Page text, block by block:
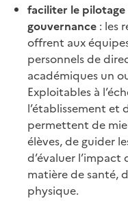
faciliter le
gouvernance : les
offrent aux
personnels de
académiques un
Exploitables à
l’établissement et
permettent de
élèves, de guider
d’évaluer
matière de santé,
physique.